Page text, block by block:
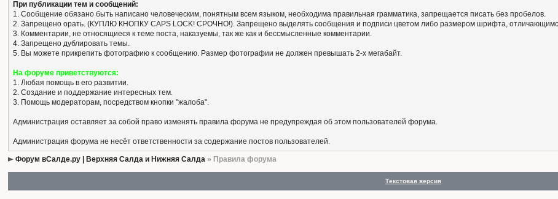
При публикации тем и сообщений:
1. Сообщение обязано быть написано человеческим, понятным всем языком, необходима правильная грамматика, запрещается писать без пробелов.
2. Запрещено орать. (КУПЛЮ КНОПКУ CAPS LOCK! СРОЧНО!). Запрещено выделять сообщения и подписи цветом либо размером шрифта,
3. Комментарии, не относящиеся к теме поста, наказуемы, так же как и бессмысленные комментарии.
4. Запрещено дублировать темы.
5. Вы можете прикрепить фотографию к сообщению. Размер фотографии не должен превышать 2-х мегабайт.
На форуме приветствуются:
1. Любая помощь в его развитии.
2. Создание и поддержание интересных тем.
3. Помощь модераторам, посредством кнопки "жалоба".
Администрация оставляет за собой право изменять правила форума не предупреждая об этом пользователей форума.
Администрация форума не несёт ответственности за содержание постов пользователей.
Форум вСалде.ру | Верхняя Салда и Нижняя Салда » Правила форума
Текстовая версия